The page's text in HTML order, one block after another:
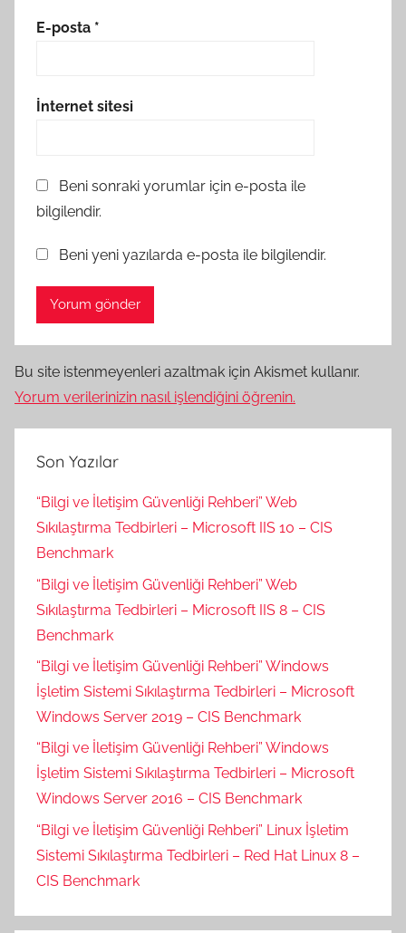
E-posta *
İnternet sitesi
Beni sonraki yorumlar için e-posta ile
bilgilendir.
Beni yeni yazılarda e-posta ile bilgilendir.
Bu site istenmeyenleri azaltmak için Akismet kullanır.
Yorum verilerinizin nasıl işlendiğini öğrenin.
Son Yazılar
“Bilgi ve İletişim Güvenliği Rehberi” Web
Sıkılaştırma Tedbirleri – Microsoft IIS 10 – CIS
Benchmark
“Bilgi ve İletişim Güvenliği Rehberi” Web
Sıkılaştırma Tedbirleri – Microsoft IIS 8 – CIS
Benchmark
“Bilgi ve İletişim Güvenliği Rehberi” Windows
İşletim Sistemi Sıkılaştırma Tedbirleri – Microsoft
Windows Server 2019 – CIS Benchmark
“Bilgi ve İletişim Güvenliği Rehberi” Windows
İşletim Sistemi Sıkılaştırma Tedbirleri – Microsoft
Windows Server 2016 – CIS Benchmark
“Bilgi ve İletişim Güvenliği Rehberi” Linux İşletim
Sistemi Sıkılaştırma Tedbirleri – Red Hat Linux 8 –
CIS Benchmark